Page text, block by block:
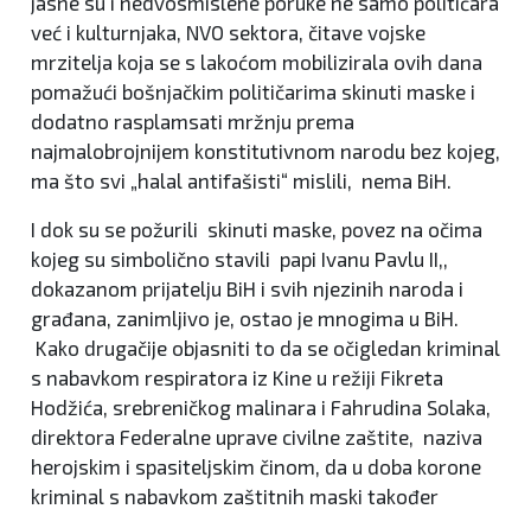
već i kulturnjaka, NVO sektora, čitave vojske
mrzitelja koja se s lakoćom mobilizirala ovih dana
pomažući bošnjačkim političarima skinuti maske i
dodatno rasplamsati mržnju prema
najmalobrojnijem konstitutivnom narodu bez kojeg,
ma što svi „halal antifašisti“ mislili, nema BiH.
I dok su se požurili skinuti maske, povez na očima
kojeg su simbolično stavili papi Ivanu Pavlu II,,
dokazanom prijatelju BiH i svih njezinih naroda i
građana, zanimljivo je, ostao je mnogima u BiH.
Kako drugačije objasniti to da se očigledan kriminal
s nabavkom respiratora iz Kine u režiji Fikreta
Hodžića, srebreničkog malinara i Fahrudina Solaka,
direktora Federalne uprave civilne zaštite, naziva
herojskim i spasiteljskim činom, da u doba korone
kriminal s nabavkom zaštitnih maski također